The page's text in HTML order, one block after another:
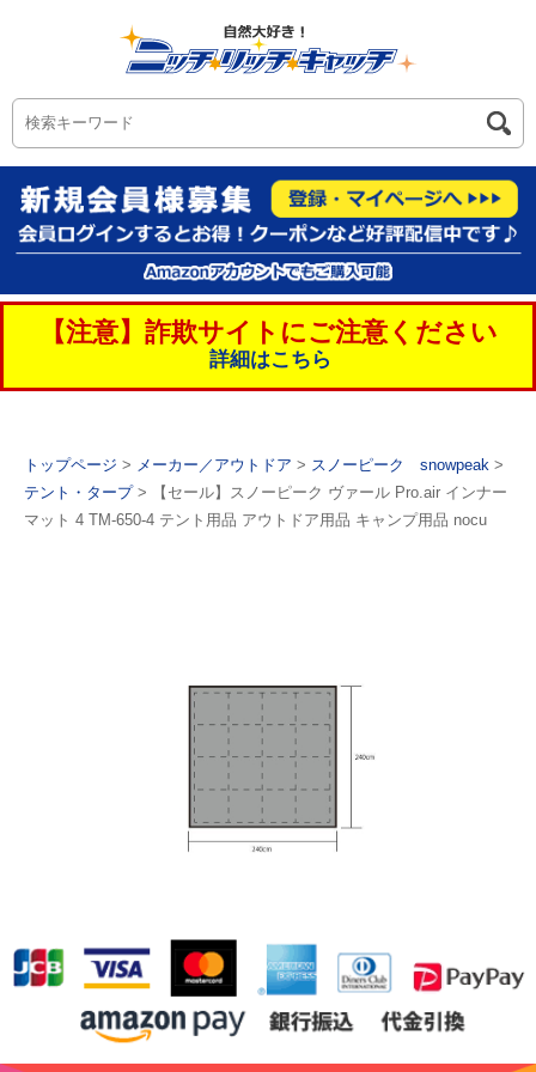
【注意】詐欺サイトにご注意ください
詳細はこちら
トップページ > メーカー／アウトドア > スノーピーク snowpeak >
テント・タープ> 【セール】スノーピーク ヴァール Pro.air インナー
マット 4 TM-650-4 テント用品 アウトドア用品 キャンプ用品 nocu